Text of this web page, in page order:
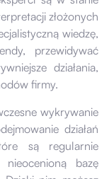
złożonych
wiedzę,
przewidywać
działania,
firmy.
wykrywanie
działań
są regularnie
bazę